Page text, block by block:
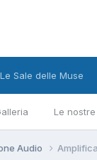
Le
Le Sale delle Muse
Audio